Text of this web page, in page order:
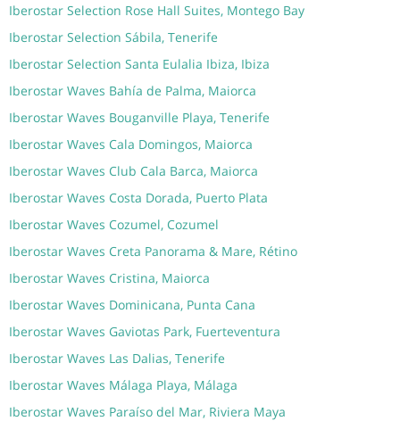
Iberostar Selection Rose Hall Suites, Montego Bay
Iberostar Selection Sábila, Tenerife
Iberostar Selection Santa Eulalia Ibiza, Ibiza
Iberostar Waves Bahía de Palma, Maiorca
Iberostar Waves Bouganville Playa, Tenerife
Iberostar Waves Cala Domingos, Maiorca
Iberostar Waves Club Cala Barca, Maiorca
Iberostar Waves Costa Dorada, Puerto Plata
Iberostar Waves Cozumel, Cozumel
Iberostar Waves Creta Panorama & Mare, Rétino
Iberostar Waves Cristina, Maiorca
Iberostar Waves Dominicana, Punta Cana
Iberostar Waves Gaviotas Park, Fuerteventura
Iberostar Waves Las Dalias, Tenerife
Iberostar Waves Málaga Playa, Málaga
Iberostar Waves Paraíso del Mar, Riviera Maya